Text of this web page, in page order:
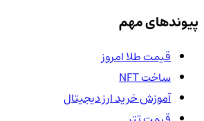
پیوندهای مهم
قیمت طلا امروز
ساخت NFT
آموزش خرید ارز دیجیتال